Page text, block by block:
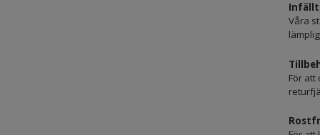
Infällt
Våra
För